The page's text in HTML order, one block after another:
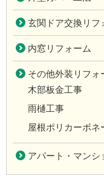
玄関ドア交換リフ
内窓リフォーム
その他外装リフォ
木部板金工事
雨樋工事
屋根ポリカーボネ
アパート・マンシ